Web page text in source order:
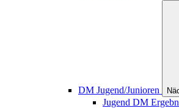
DM Jugend/Junioren
Jugend DM